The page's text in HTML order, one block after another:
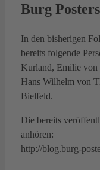
Burg
In den bisherigen
bereits folgende
Kurland, Emilie von
Hans Wilhelm von
Bielfeld.
Die bereits
anhören:
http://blog.burg-